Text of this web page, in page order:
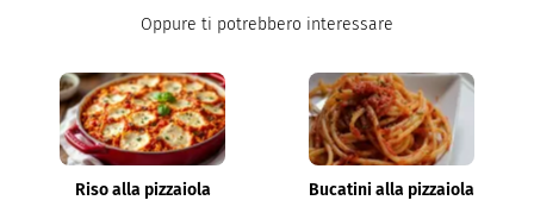
Oppure ti potrebbero interessare
Riso alla pizzaiola Bucatini alla pizzaiola